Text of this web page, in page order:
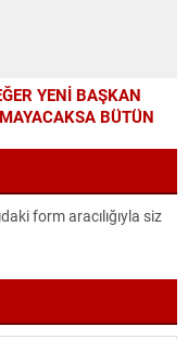
YENİ BAŞKAN
BÜTÜN
form aracılığıyla siz